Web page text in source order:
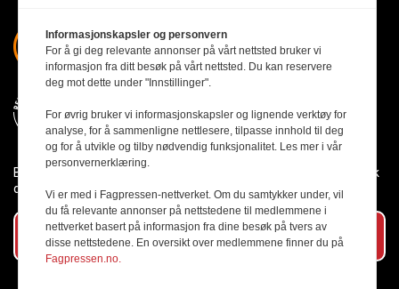
Byggmesteren følger Vær Varsom-plakaten og presseetikken slik
den er nedfelt i Redaktørplakaten.
Abonner på vårt nyhetsbrev
Informasjonskapsler og personvern
For å gi deg relevante annonser på vårt nettsted bruker vi
informasjon fra ditt besøk på vårt nettsted. Du kan reservere
deg mot dette under "Innstillinger".
For øvrig bruker vi informasjonskapsler og lignende verktøy for
analyse, for å sammenligne nettlesere, tilpasse innhold til deg
og for å utvikle og tilby nødvendig funksjonalitet. Les mer i vår
personvernerklæring.
Vi er med i Fagpressen-nettverket. Om du samtykker under, vil
du få relevante annonser på nettstedene til medlemmene i
nettverket basert på informasjon fra dine besøk på tvers av
disse nettstedene. En oversikt over medlemmene finner du på
Fagpressen.no.